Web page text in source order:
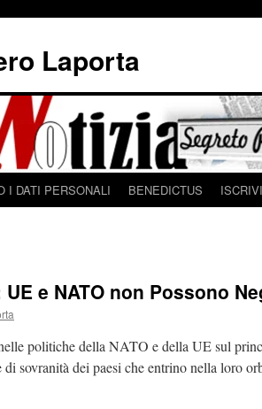
Laporta
I DATI PERSONALI BENEDICTUS
e NATO non Possono
politiche della NATO e della UE sul
sovranità dei paesi che entrino nella loro